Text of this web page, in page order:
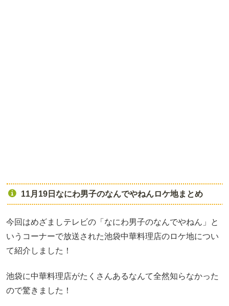
11月19日なにわ男子のなんでやねんロケ地まとめ
今回はめざましテレビの「なにわ男子のなんでやねん」と
いうコーナーで放送された池袋中華料理店のロケ地につい
て紹介しました！
池袋に中華料理店がたくさんあるなんて全然知らなかった
ので驚きました！